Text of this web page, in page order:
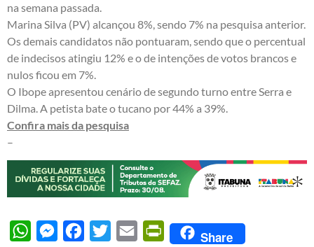
na semana passada.
Marina Silva (PV) alcançou 8%, sendo 7% na pesquisa anterior.
Os demais candidatos não pontuaram, sendo que o percentual
de indecisos atingiu 12% e o de intenções de votos brancos e
nulos ficou em 7%.
O Ibope apresentou cenário de segundo turno entre Serra e
Dilma. A petista bate o tucano por 44% a 39%.
Confira mais da pesquisa
–
WhatsAppMessengerFacebook
Twitter Email PrintFriendly
Share